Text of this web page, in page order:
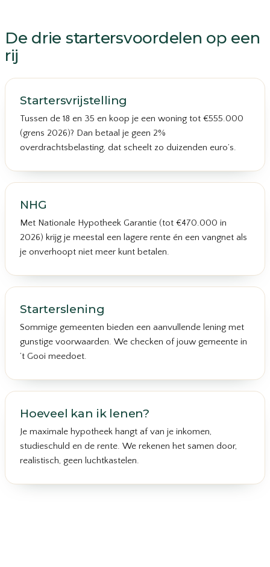
De drie startersvoordelen op een
rij
Startersvrijstelling
Tussen de 18 en 35 en koop je een woning tot €555.000
(grens 2026)? Dan betaal je geen 2%
overdrachtsbelasting, dat scheelt zo duizenden euro’s.
NHG
Met Nationale Hypotheek Garantie (tot €470.000 in
2026) krijg je meestal een lagere rente én een vangnet als
je onverhoopt niet meer kunt betalen.
Starterslening
Sommige gemeenten bieden een aanvullende lening met
gunstige voorwaarden. We checken of jouw gemeente in
’t Gooi meedoet.
Hoeveel kan ik lenen?
Je maximale hypotheek hangt af van je inkomen,
studieschuld en de rente. We rekenen het samen door,
realistisch, geen luchtkastelen.